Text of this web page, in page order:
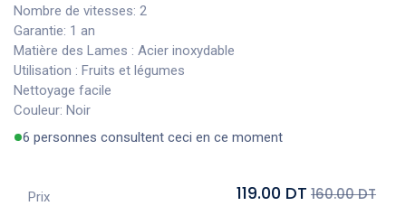
Nombre de vitesses: 2
Garantie: 1 an
Matière des Lames : Acier inoxydable
Utilisation : Fruits et légumes
Nettoyage facile
Couleur: Noir
6 personnes consultent ceci en ce moment
Prix 119.00 DT 160.00 DT